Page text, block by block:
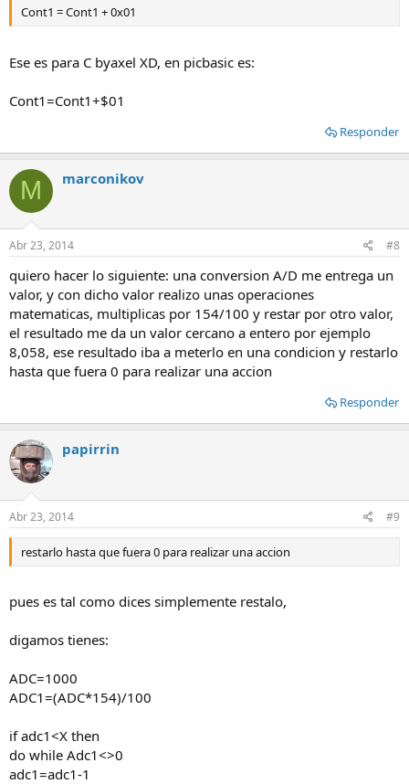
Cont1 = Cont1 + 0x01
Ese es para C byaxel XD, en picbasic es:
Cont1=Cont1+$01
Responder
M marconikov
Abr 23, 2014 #8
quiero hacer lo siguiente: una conversion A/D me entrega un
valor, y con dicho valor realizo unas operaciones
matematicas, multiplicas por 154/100 y restar por otro valor,
el resultado me da un valor cercano a entero por ejemplo
8,058, ese resultado iba a meterlo en una condicion y restarlo
hasta que fuera 0 para realizar una accion
Responder
papirrin
Abr 23, 2014 #9
restarlo hasta que fuera 0 para realizar una accion
pues es tal como dices simplemente restalo,
digamos tienes:
ADC=1000
ADC1=(ADC*154)/100
if adc1<X then
do while Adc1<>0
adc1=adc1-1